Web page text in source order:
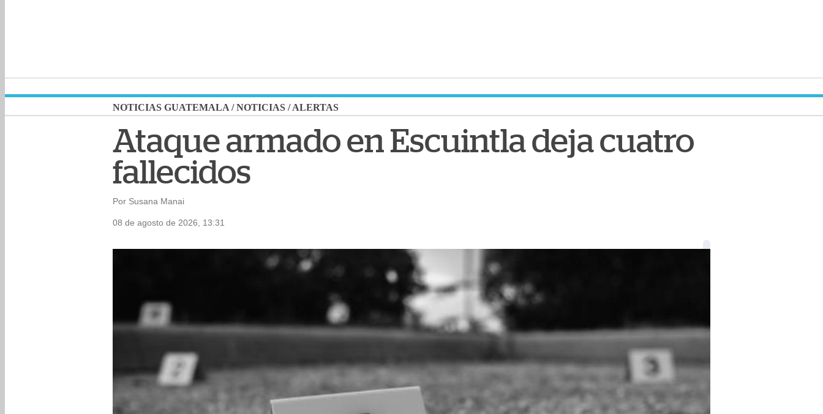
NOTICIAS GUATEMALA /NOTICIAS /ALERTAS
Ataque armado en Escuintla deja cuatro
fallecidos
Por Susana Manai
08 de agosto de 2026, 13:31